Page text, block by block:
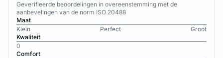
Geverifieerde beoordelingen in overeenstemming met de
aanbevelingen van de norm ISO 20488
Maat
Klein
Perfect
Groot
Kwaliteit
0
Comfort